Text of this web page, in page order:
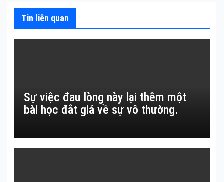
Tin liên quan
Sự việc đau lòng này lại thêm một
bài học đắt giá về sự vô thường.